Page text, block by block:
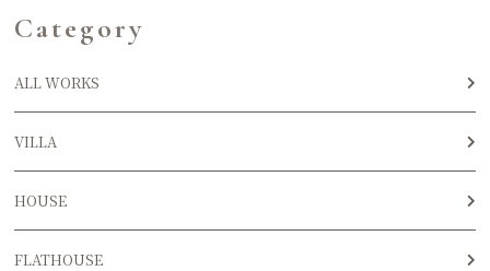
Category
ALL WORKS
VILLA
HOUSE
FLATHOUSE